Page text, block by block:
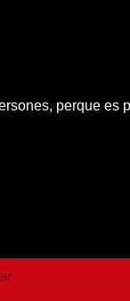
perque es